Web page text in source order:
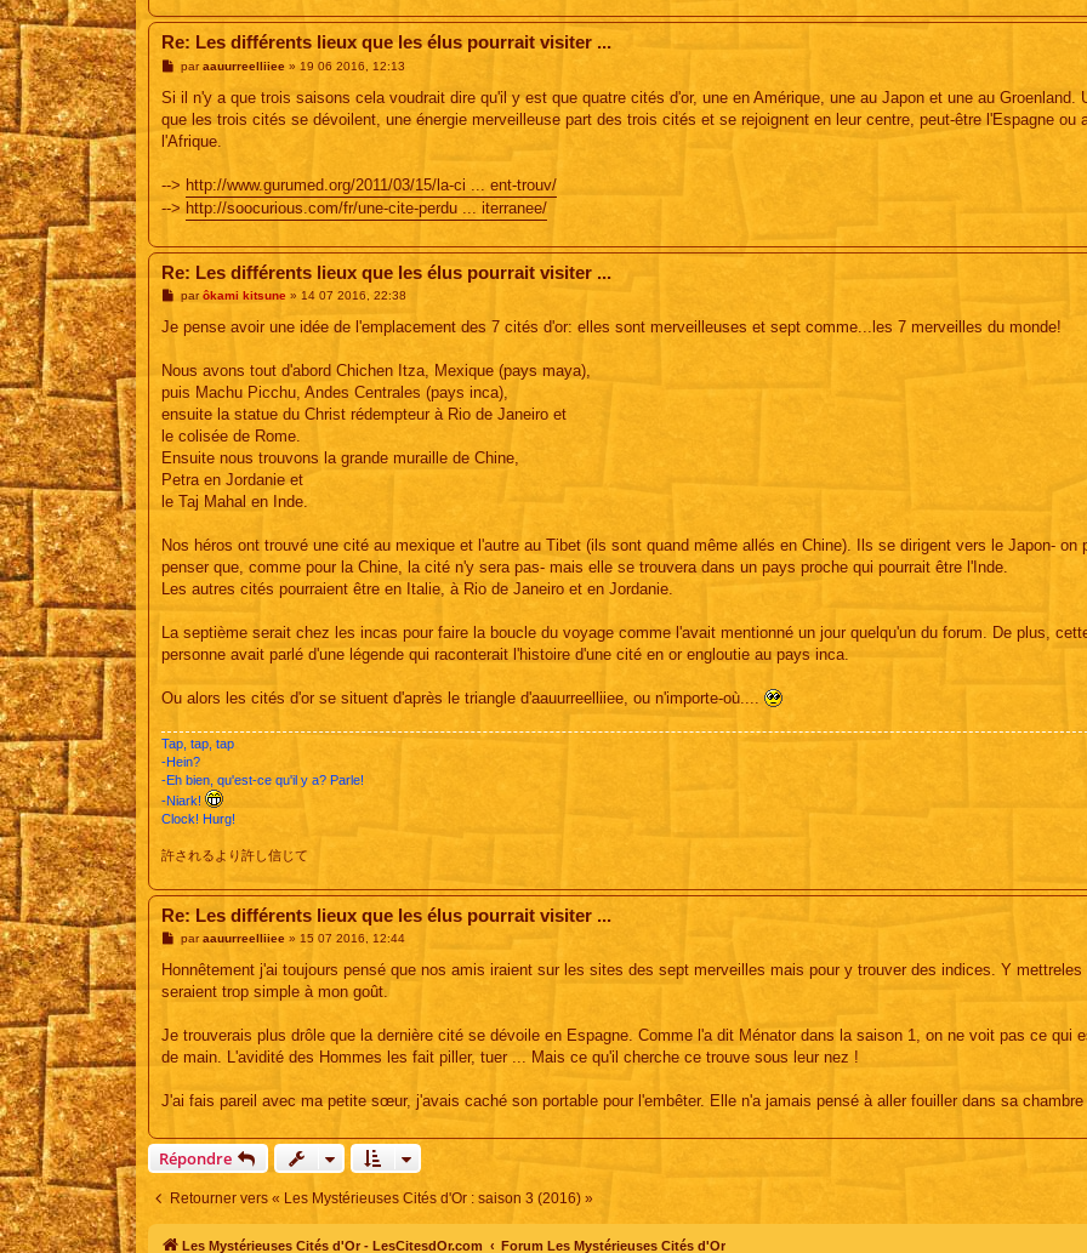
Re: Les différents lieux que les élus pourrait visiter ...
M
s
a
g
paraauurreelliiee» 19 06 2016, 12:13
Si il n'y a que trois saisons cela voudrait dire qu'il y est que quatre cités d'or, une en Amérique, une au Japon et une au Groenland.
que les trois cités se dévoilent, une énergie merveilleuse part des trois cités et se rejoignent en leur centre, peut-être l'Espagne ou
l'Afrique.
--> http://www.gurumed.org/2011/03/15/la-ci ... ent-trouv/
--> http://soocurious.com/fr/une-cite-perdu ... iterranee/
Re: Les différents lieux que les élus pourrait visiter ...
M
s
g
parôkami kitsune» 14 07 2016, 22:38
Je pense avoir une idée de l'emplacement des 7 cités d'or: elles sont merveilleuses et sept comme...les 7 merveilles du monde!
Nous avons tout d'abord Chichen Itza, Mexique (pays maya),
puis Machu Picchu, Andes Centrales (pays inca),
ensuite la statue du Christ rédempteur à Rio de Janeiro et
le colisée de Rome.
Ensuite nous trouvons la grande muraille de Chine,
Petra en Jordanie et
le Taj Mahal en Inde.
Nos héros ont trouvé une cité au mexique et l'autre au Tibet (ils sont quand même allés en Chine). Ils se dirigent vers le Japon- on
penser que, comme pour la Chine, la cité n'y sera pas- mais elle se trouvera dans un pays proche qui pourrait être l'Inde.
Les autres cités pourraient être en Italie, à Rio de Janeiro et en Jordanie.
La septième serait chez les incas pour faire la boucle du voyage comme l'avait mentionné un jour quelqu'un du forum. De plus,
personne avait parlé d'une légende qui raconterait l'histoire d'une cité en or engloutie au pays inca.
Ou alors les cités d'or se situent d'après le triangle d'aauurreelliiee, ou n'importe-où....
Tap, tap, tap
-Hein?
-Eh bien, qu'est-ce qu'il y a? Parle!
-Niark!
Clock! Hurg!
許されるより許し信じて
Re: Les différents lieux que les élus pourrait visiter ...
M
s
a
paraauurreelliiee» 15 07 2016, 12:44
Honnêtement j'ai toujours pensé que nos amis iraient sur les sites des sept merveilles mais pour y trouver des indices. Y mettreles
seraient trop simple à mon goût.
Je trouverais plus drôle que la dernière cité se dévoile en Espagne. Comme l'a dit Ménator dans la saison 1, on ne voit pas ce qui
de main. L'avidité des Hommes les fait piller, tuer ... Mais ce qu'il cherche ce trouve sous leur nez !
J'ai fais pareil avec ma petite sœur, j'avais caché son portable pour l'embêter. Elle n'a jamais pensé à aller fouiller dans sa chambre
Répondre
Retourner vers « Les Mystérieuses Cités d'Or : saison 3 (2016) »
Les Mystérieuses Cités d'Or - LesCitesdOr.com Forum Les Mystérieuses Cités d'Or